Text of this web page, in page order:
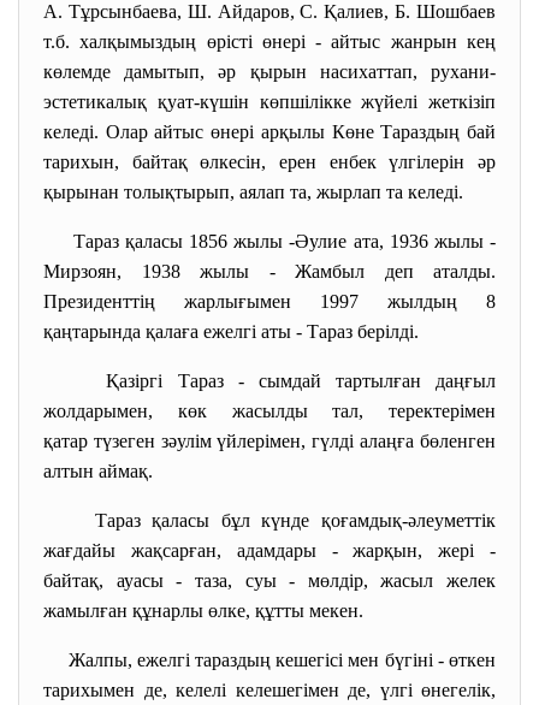
А. Тұрсынбаева, Ш. Айдаров, С. Қалиев, Б. Шошбаев
т.б. халқымыздың өрісті өнері - айтыс жанрын кең
көлемде дамытып, әр қырын насихаттап, рухани-
эстетикалық қуат-күшін көпшілікке жүйелі жеткізіп
келеді. Олар айтыс өнері арқылы Көне Тараздың бай
тарихын, байтақ өлкесін, ерен енбек үлгілерін әр
қырынан толықтырып, аялап та, жырлап та келеді.
Тараз қаласы 1856 жылы -Әулие ата, 1936 жылы -
Мирзоян, 1938 жылы - Жамбыл деп аталды.
Президенттің жарлығымен 1997 жылдың 8
қаңтарында қалаға ежелгі аты - Тараз берілді.
Қазіргі Тараз - сымдай тартылған даңғыл
жолдарымен, көк жасылды тал, теректерімен
қатар түзеген зәулім үйлерімен, гүлді алаңға бөленген
алтын аймақ.
Тараз қаласы бұл күнде қоғамдық-әлеуметтік
жағдайы жақсарған, адамдары - жарқын, жері -
байтақ, ауасы - таза, суы - мөлдір, жасыл желек
жамылған құнарлы өлке, құтты мекен.
Жалпы, ежелгі тараздың кешегісі мен бүгіні - өткен
тарихымен де, келелі келешегімен де, үлгі өнегелік,